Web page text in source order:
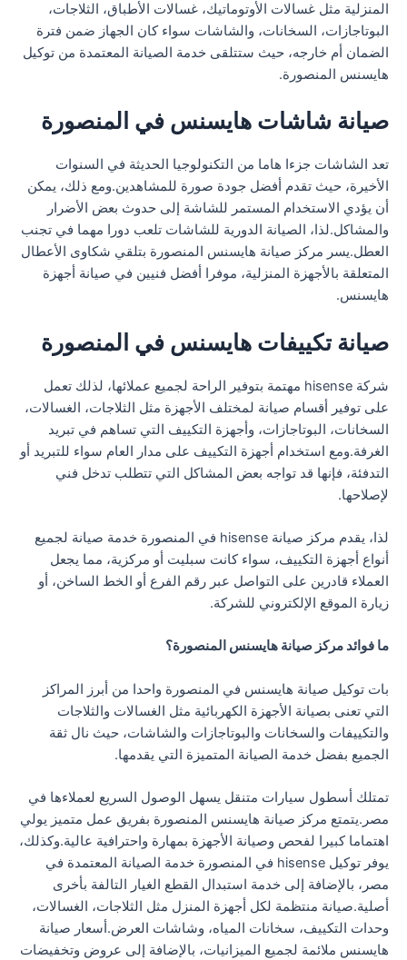
المنزلية مثل غسالات الأوتوماتيك، غسالات الأطباق، الثلاجات،
البوتاجازات، السخانات، والشاشات سواء كان الجهاز ضمن فترة
الضمان أم خارجه، حيث ستتلقى خدمة الصيانة المعتمدة من توكيل
هايسنس المنصورة.
صيانة شاشات هايسنس في المنصورة
تعد الشاشات جزءا هاما من التكنولوجيا الحديثة في السنوات
الأخيرة، حيث تقدم أفضل جودة صورة للمشاهدين.ومع ذلك، يمكن
أن يؤدي الاستخدام المستمر للشاشة إلى حدوث بعض الأضرار
والمشاكل.لذا، الصيانة الدورية للشاشات تلعب دورا مهما في تجنب
العطل.يسر مركز صيانة هايسنس المنصورة بتلقي شكاوى الأعطال
المتعلقة بالأجهزة المنزلية، موفرا أفضل فنيين في صيانة أجهزة
هايسنس.
صيانة تكييفات هايسنس في المنصورة
شركة hisense مهتمة بتوفير الراحة لجميع عملائها، لذلك تعمل
على توفير أقسام صيانة لمختلف الأجهزة مثل الثلاجات، الغسالات،
السخانات، البوتاجازات، وأجهزة التكييف التي تساهم في تبريد
الغرفة.ومع استخدام أجهزة التكييف على مدار العام سواء للتبريد أو
التدفئة، فإنها قد تواجه بعض المشاكل التي تتطلب تدخل فني
لإصلاحها.
لذا، يقدم مركز صيانة hisense في المنصورة خدمة صيانة لجميع
أنواع أجهزة التكييف، سواء كانت سبليت أو مركزية، مما يجعل
العملاء قادرين على التواصل عبر رقم الفرع أو الخط الساخن، أو
زيارة الموقع الإلكتروني للشركة.
ما فوائد مركز صيانة هايسنس المنصورة؟
بات توكيل صيانة هايسنس في المنصورة واحدا من أبرز المراكز
التي تعنى بصيانة الأجهزة الكهربائية مثل الغسالات والثلاجات
والتكييفات والسخانات والبوتاجازات والشاشات، حيث نال ثقة
الجميع بفضل خدمة الصيانة المتميزة التي يقدمها.
تمتلك أسطول سيارات متنقل يسهل الوصول السريع لعملاءها في
مصر.يتمتع مركز صيانة هايسنس المنصورة بفريق عمل متميز يولي
اهتماما كبيرا لفحص وصيانة الأجهزة بمهارة واحترافية عالية.وكذلك،
يوفر توكيل hisense في المنصورة خدمة الصيانة المعتمدة في
مصر، بالإضافة إلى خدمة استبدال القطع الغيار التالفة بأخرى
أصلية.صيانة منتظمة لكل أجهزة المنزل مثل الثلاجات، الغسالات،
وحدات التكييف، سخانات المياه، وشاشات العرض.أسعار صيانة
هايسنس ملائمة لجميع الميزانيات، بالإضافة إلى عروض وتخفيضات